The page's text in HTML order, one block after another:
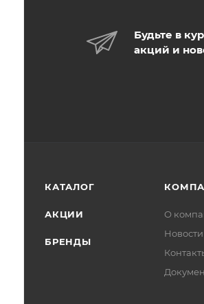
Будьте в
акций и
КАТАЛОГ
АКЦИИ
БРЕНДЫ
О
Новости